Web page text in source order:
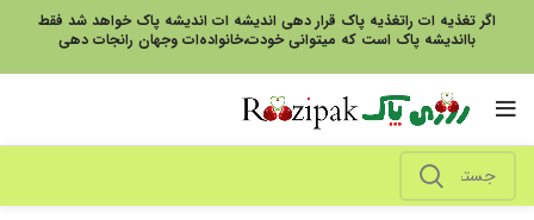
اگر تغذیه ات راتغذیه پاک قرار دهی اندیشه ات اندیشه پاک خواهد شد فقط
بااندیشه پاک است که میتوانی خودت،خانواده‌ات وجهان رانجات دهی